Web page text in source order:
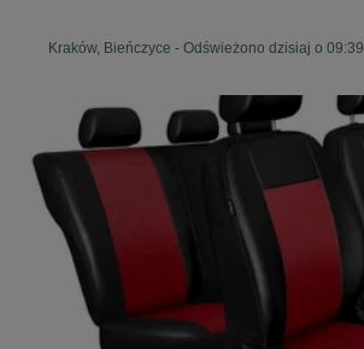
Kraków, Bieńczyce - Odświeżono dzisiaj o 09:39